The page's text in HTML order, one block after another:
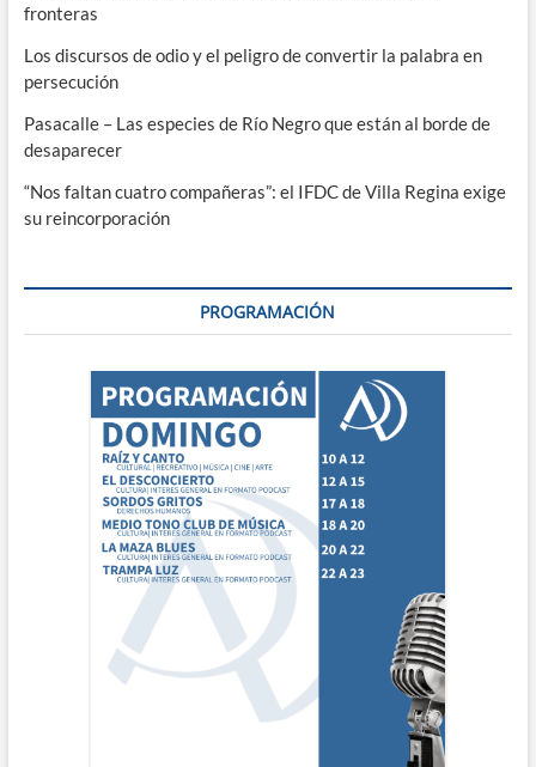
fronteras
Los discursos de odio y el peligro de convertir la palabra en
persecución
Pasacalle – Las especies de Río Negro que están al borde de
desaparecer
“Nos faltan cuatro compañeras”: el IFDC de Villa Regina exige
su reincorporación
PROGRAMACIÓN